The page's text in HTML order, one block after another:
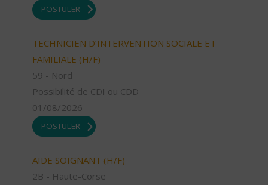
POSTULER
TECHNICIEN D’INTERVENTION SOCIALE ET
FAMILIALE (H/F)
59 - Nord
Possibilité de CDI ou CDD
01/08/2026
POSTULER
AIDE SOIGNANT (H/F)
2B - Haute-Corse